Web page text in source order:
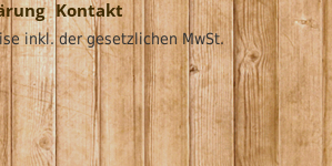
Kontakt
inkl. der gesetzlichen MwSt.